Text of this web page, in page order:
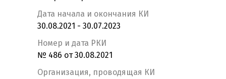
Дата начала и окончания КИ
30.08.2021 - 30.07.2023
Номер и дата РКИ
№ 486 от 30.08.2021
Организация, проводящая КИ